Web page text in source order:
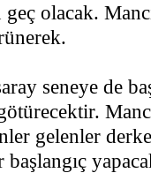
olacak.
seneye de
gelenler